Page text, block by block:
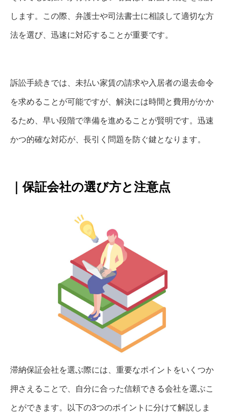
します。この際、弁護士や司法書士に相談して適切な方
法を選び、迅速に対応することが重要です。
訴訟手続きでは、未払い家賃の請求や入居者の退去命令
を求めることが可能ですが、解決には時間と費用がかか
るため、早い段階で準備を進めることが賢明です。迅速
かつ的確な対応が、長引く問題を防ぐ鍵となります。
｜保証会社の選び方と注意点
滞納保証会社を選ぶ際には、重要なポイントをいくつか
押さえることで、自分に合った信頼できる会社を選ぶこ
とができます。以下の3つのポイントに分けて解説しま